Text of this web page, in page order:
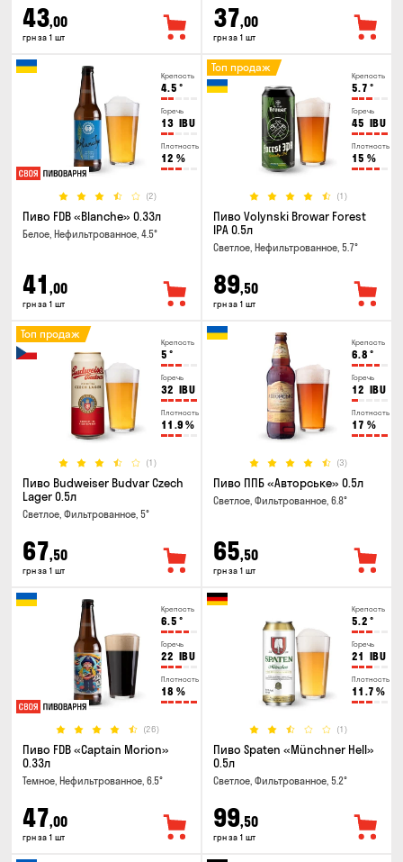
43,00
грн за 1 шт
37,00
грн за 1 шт
Крепость
4.5 °
Горечь
13 IBU
Плотность
12 %
(2)
Пиво FDB «Blanche» 0.33л
Белое, Нефильтрованное, 4.5°
41 ,00
грн за 1 шт
Крепость
5.7 °
Горечь
45 IBU
Плотность
15 %
(1)
Топ продаж
Пиво Volynski Browar Forest
IPA 0.5л
Светлое, Нефильтрованное, 5.7°
89,50
грн за 1 шт
Крепость
5 °
Горечь
32 IBU
Плотность
11.9 %
(1)
Топ продаж
Пиво Budweiser Budvar Czech
Lager 0.5л
Светлое, Фильтрованное, 5°
67,50
грн за 1 шт
Крепость
6.8 °
Горечь
12 IBU
Плотность
17 %
(3)
Пиво ППБ «Авторське» 0.5л
Светлое, Фильтрованное, 6.8°
65,50
грн за 1 шт
Крепость
6.5 °
Горечь
22 IBU
Плотность
18 %
(26)
Пиво FDB «Captain Morion»
0.33л
Темное, Нефильтрованное, 6.5°
47,00
грн за 1 шт
Крепость
5.2 °
Горечь
21 IBU
Плотность
11.7 %
(1)
Пиво Spaten «Münchner Hell»
0.5л
Светлое, Фильтрованное, 5.2°
99,50
грн за 1 шт